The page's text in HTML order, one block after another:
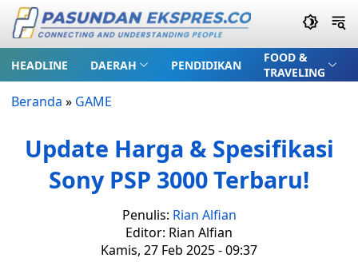
HEADLINE DAERAH PENDIDIKAN
FOOD &
TRAVELING
Beranda » GAME
Update Harga & Spesifikasi
Sony PSP 3000 Terbaru!
Penulis: Rian Alfian
Editor: Rian Alfian
Kamis, 27 Feb 2025 - 09:37